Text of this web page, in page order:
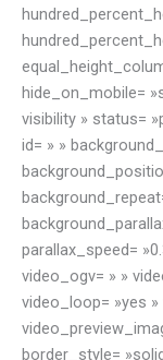
hide_on_mobile=
visibility » status=
id= » »
parallax_speed=
video_ogv= » »
video_loop= »yes
border_style=